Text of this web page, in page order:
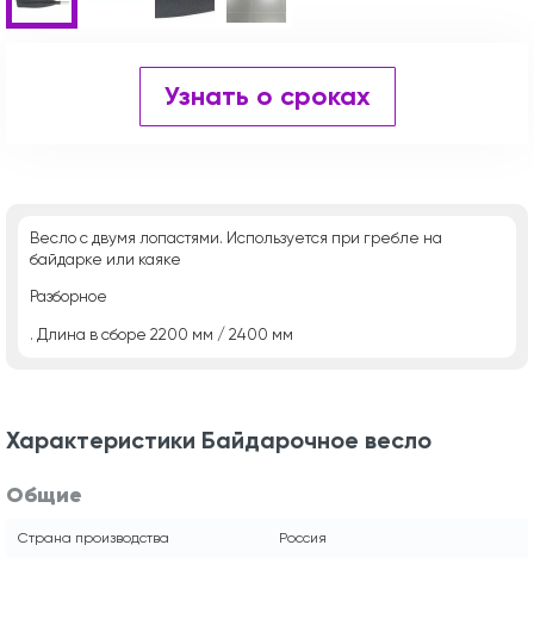
Узнать о сроках
Весло с двумя лопастями. Используется при гребле на
байдарке или каяке
Разборное
. Длина в сборе 2200 мм / 2400 мм
Характеристики Байдарочное весло
Общие
Страна производства Россия